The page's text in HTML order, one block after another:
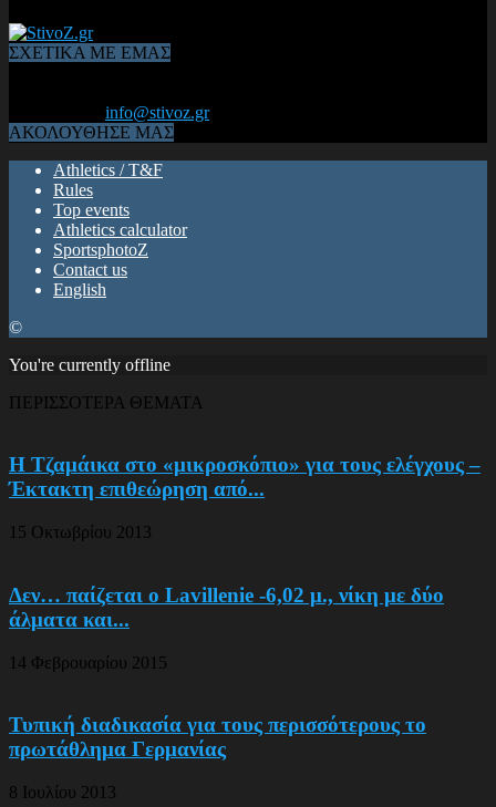
ΣΧΕΤΙΚΑ ΜΕ ΕΜΑΣ
info@stivoz.gr
ΑΚΟΛΟΥΘΗΣΕ ΜΑΣ
Athletics / T&F
Rules
Top events
Athletics calculator
SportsphotoZ
Contact us
English
©
You're currently offline
ΠΕΡΙΣΣΟΤΕΡΑ ΘΕΜΑΤΑ
Η Τζαμάικα στο «μικροσκόπιο» για τους ελέγχους –
Έκτακτη επιθεώρηση από...
15 Οκτωβρίου 2013
Δεν… παίζεται ο Lavillenie -6,02 μ., νίκη με δύο
άλματα και...
14 Φεβρουαρίου 2015
Τυπική διαδικασία για τους περισσότερους το
πρωτάθλημα Γερμανίας
8 Ιουλίου 2013